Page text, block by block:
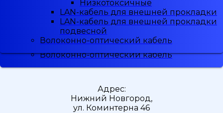
Малодымные
Низкотоксичные
LAN-кабель для внешней прокладки
LAN-кабель для внешней прокладки
подвесной
Волоконно-оптический кабель
при регистрации
Адрес:
Нижний Новгород,
ул. Коминтерна 46
Низкотоксичные
LAN-кабель для внешней прокладки
LAN-кабель для внешней прокладки
подвесной
Волоконно-оптический кабель
Низкотоксичные
LAN-кабель для внешней прокладки
LAN-кабель для внешней прокладки
подвесной
Волоконно-оптический кабель